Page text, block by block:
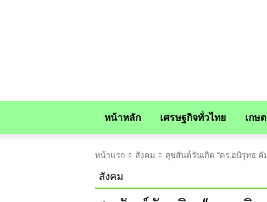
หน้าหลัก เศรษฐกิจทั่วไทย เกษ
หน้าแรก สังคม สุขสันต์วันเกิด “ดร.อนิรุทธ
สังคม